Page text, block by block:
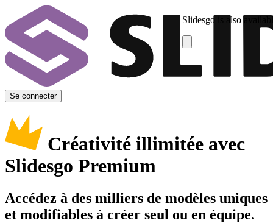
Slidesgo is also
Se connecter
Créativité illimitée avec
Slidesgo Premium
Accédez à des milliers de modèles uniques
et modifiables à créer seul ou en équipe.